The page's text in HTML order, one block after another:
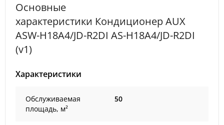
Основные
характеристики Кондиционер AUX
ASW-H18A4/JD-R2DI AS-H18A4/JD-R2DI
(v1)
Характеристики
Обслуживаемая
площадь, м²
50